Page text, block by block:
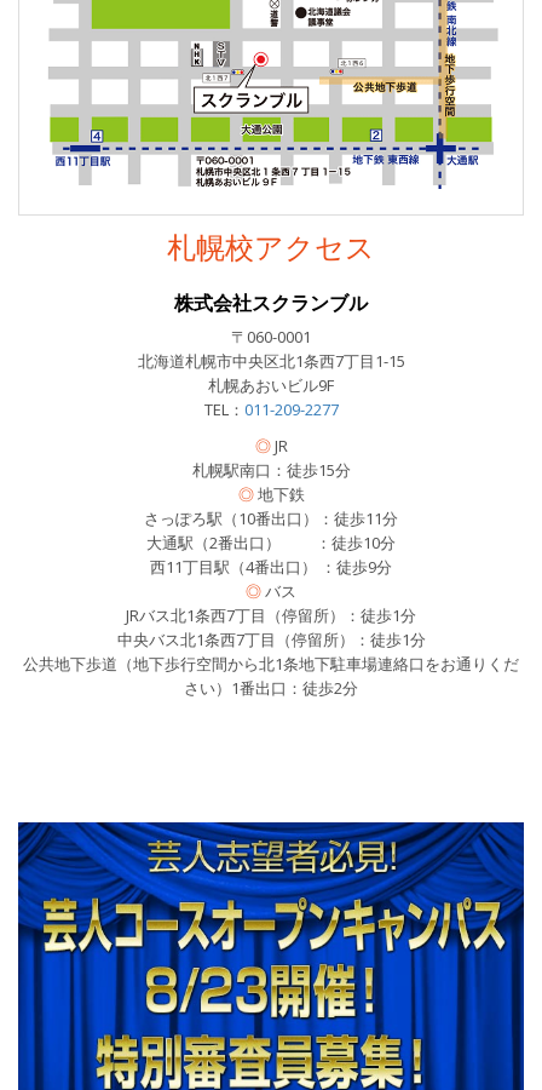
札幌校アクセス
株式会社スクランブル
〒060-0001
北海道札幌市中央区北1条西7丁目1-15
札幌あおいビル9F
TEL： 011-209-2277
◎JR
札幌駅南口：徒歩15分
◎地下鉄
さっぽろ駅（10番出口）：徒歩11分
大通駅（2番出口） ：徒歩10分
西11丁目駅（4番出口） ：徒歩9分
◎バス
JRバス北1条西7丁目（停留所）：徒歩1分
中央バス北1条西7丁目（停留所）：徒歩1分
公共地下歩道（地下歩行空間から北1条地下駐車場連絡口をお通りくだ
さい）1番出口：徒歩2分